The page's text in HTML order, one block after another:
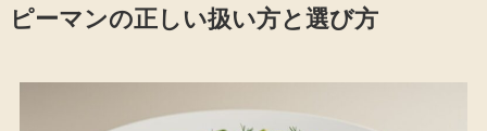
ピーマンの正しい扱い方と選び方